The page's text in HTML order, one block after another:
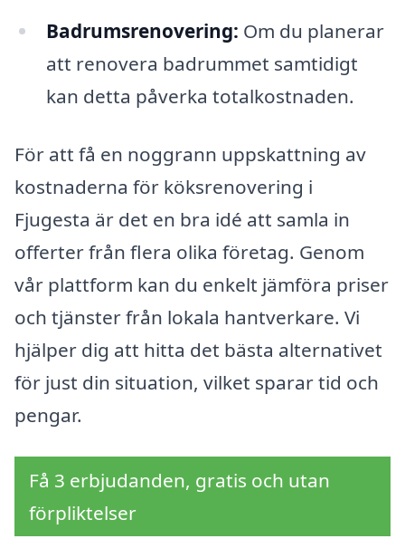
Badrumsrenovering: Om du planerar
att renovera badrummet samtidigt
kan detta påverka totalkostnaden.
För att få en noggrann uppskattning av
kostnaderna för köksrenovering i
Fjugesta är det en bra idé att samla in
offerter från flera olika företag. Genom
vår plattform kan du enkelt jämföra priser
och tjänster från lokala hantverkare. Vi
hjälper dig att hitta det bästa alternativet
för just din situation, vilket sparar tid och
pengar.
Få 3 erbjudanden, gratis och utan
förpliktelser